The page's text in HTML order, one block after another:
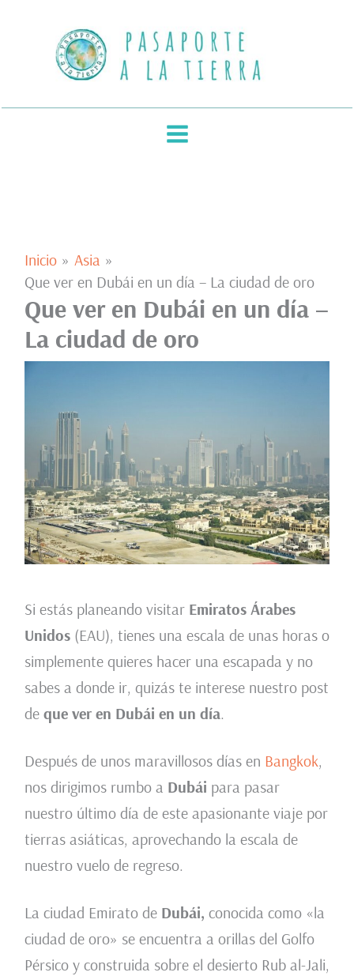
contenido
Inicio
Asia
Que ver en Dubái en un día – La ciudad de oro
Que ver en Dubái en un día –
La ciudad de oro
Si estás planeando visitar Emiratos Árabes
Unidos(EAU), tienes una escala de unas horas o
simplemente quieres hacer una escapada y no
sabes a donde ir, quizás te interese nuestro post
de que ver en Dubái en un día.
Después de unos maravillosos días en Bangkok,
nos dirigimos rumbo a Dubái para pasar
nuestro último día de este apasionante viaje por
tierras asiáticas, aprovechando la escala de
nuestro vuelo de regreso.
La ciudad Emirato de Dubái, conocida como «la
ciudad de oro» se encuentra a orillas del Golfo
Pérsico y construida sobre el desierto Rub al-Jali,